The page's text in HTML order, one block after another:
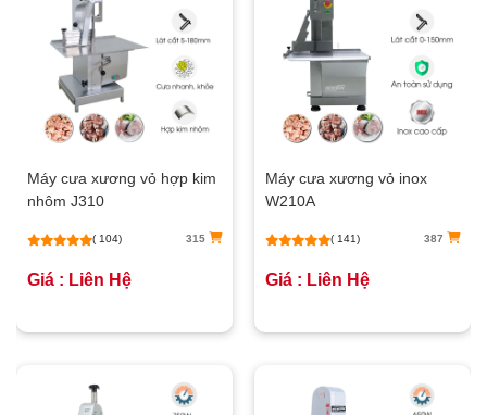
Máy cưa xương vỏ hợp kim
nhôm J310
( 104) 315
Giá : Liên Hệ
Máy cưa xương vỏ inox
W210A
( 141) 387
Giá : Liên Hệ